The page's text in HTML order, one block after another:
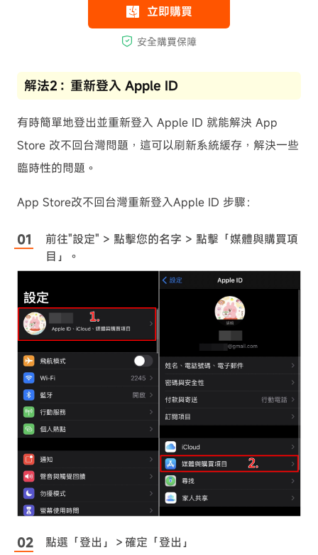
解法2：重新登入 Apple ID
有時簡單地登出並重新登入 Apple ID 就能解決 App
Store 改不回台灣問題，這可以刷新系統緩存，解決一些
臨時性的問題。
App Store改不回台灣重新登入Apple ID 步驟：
前往"設定" > 點擊您的名字 > 點擊「媒體與購買項
目」。
點選「登出」＞確定「登出」